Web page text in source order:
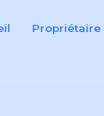
Propriétaire